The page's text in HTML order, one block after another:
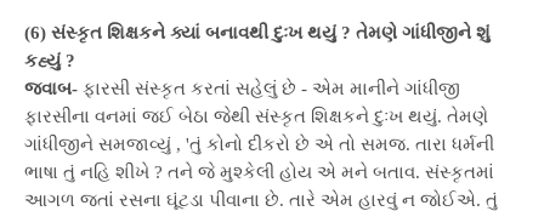
(6) સંસ્કૃત શિક્ષકને ક્યાં બનાવથી દુઃખ થયું ? તેમણે ગાંધીજીને શું
કહ્યું ?
જવાબ- ફારસી સંસ્કૃત કરતાં સહેલું છે - એમ માનીને ગાંધીજી
ફારસીના વનમાં જઈ બેઠા જેથી સંસ્કૃત શિક્ષકને દુઃખ થયું. તેમણે
ગાંધીજીને સમજાવ્યું , 'તું કોનો દીકરો છે એ તો સમજ. તારા ધર્મની
ભાષા તું નહિ શીખે ? તને જે મુશ્કેલી હોય એ મને બતાવ. સંસ્કૃતમાં
આગળ જતાં રસના ઘૂંટડા પીવાના છે. તારે એમ હારવું ન જોઈએ. તું